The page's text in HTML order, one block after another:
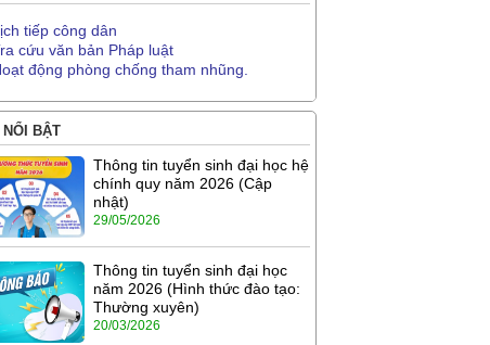
tiếp công dân
cứu văn bản Pháp luật
động phòng chống tham nhũng.
NỔI BẬT
Thông tin tuyển sinh đại học hệ
chính quy năm 2026 (Cập
nhật)
29/05/2026
Thông tin tuyển sinh đại học
năm 2026 (Hình thức đào tạo:
Thường xuyên)
20/03/2026